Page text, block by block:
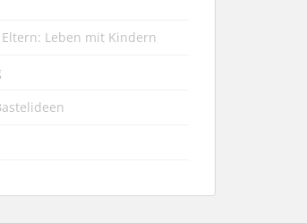
Leben mit Kindern